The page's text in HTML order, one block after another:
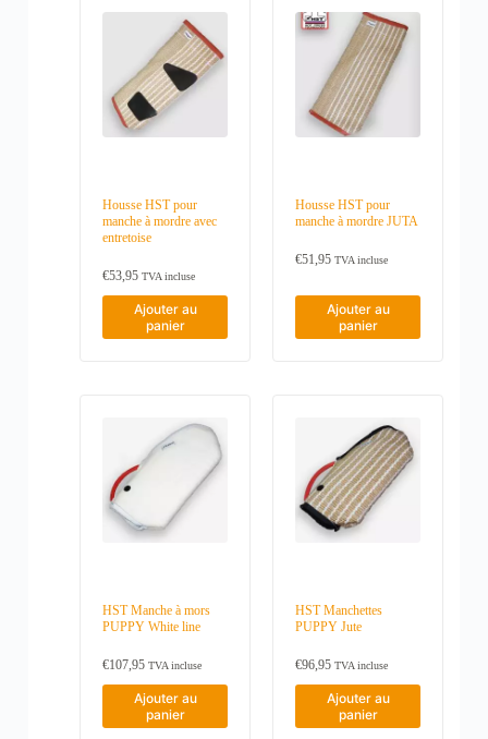
Housse HST pour
manche à mordre avec
entretoise
€53,95 TVA incluse
Ajouter au
panier
Housse HST pour
manche à mordre JUTA
€51,95 TVA incluse
Ajouter au
panier
HST Manche à mors
PUPPY White line
€107,95 TVA incluse
Ajouter au
panier
HST Manchettes
PUPPY Jute
€96,95 TVA incluse
Ajouter au
panier